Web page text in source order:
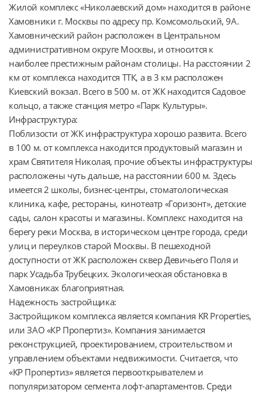
Жилой комплекс «Николаевский дом» находится в районе
Хамовники г. Москвы по адресу пр. Комсомольский, 9А.
Хамовнический район расположен в Центральном
административном округе Москвы, и относится к
наиболее престижным районам столицы. На расстоянии 2
км от комплекса находится ТТК, а в 3 км расположен
Киевский вокзал. Всего в 500 м. от ЖК находится Садовое
кольцо, а также станция метро «Парк Культуры».
Инфраструктура:
Поблизости от ЖК инфраструктура хорошо развита. Всего
в 100 м. от комплекса находится продуктовый магазин и
храм Святителя Николая, прочие объекты инфраструктуры
расположены чуть дальше, на расстоянии 600 м. Здесь
имеется 2 школы, бизнес-центры, стоматологическая
клиника, кафе, рестораны, кинотеатр «Горизонт», детские
сады, салон красоты и магазины. Комплекс находится на
берегу реки Москва, в историческом центре города, среди
улиц и переулков старой Москвы. В пешеходной
доступности от ЖК расположен сквер Девичьего Поля и
парк Усадьба Трубецких. Экологическая обстановка в
Хамовниках благоприятная.
Надежность застройщика:
Застройщиком комплекса является компания KR Properties,
или ЗАО «КР Пропертиз». Компания занимается
реконструкцией, проектированием, строительством и
управлением объектами недвижимости. Считается, что
«КР Пропертиз» является первооткрывателем и
популяризатором сегмента лофт-апартаментов. Среди